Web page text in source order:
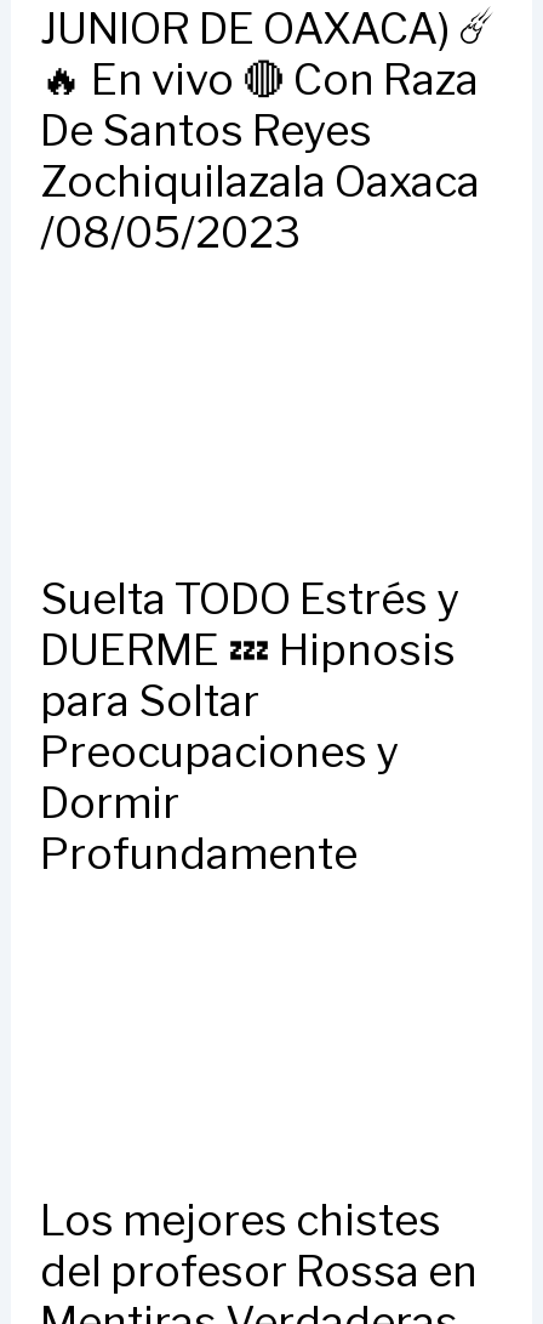
JUNIOR DE OAXACA) ☄️
🔥 En vivo 🔴 Con Raza
De Santos Reyes
Zochiquilazala Oaxaca
/08/05/2023
Suelta TODO Estrés y
DUERME 💤 Hipnosis
para Soltar
Preocupaciones y
Dormir
Profundamente
Los mejores chistes
del profesor Rossa en